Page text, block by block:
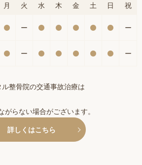
月 火 水 木 金 土 日 祝
ー ー
ー ー
整骨院の交通事故治療は
らない場合がございます。
詳しくはこちら